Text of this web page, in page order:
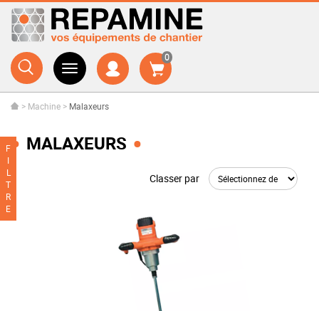
0
F
I
L
T
R
E
> Machine > Malaxeurs
MALAXEURS
Classer par